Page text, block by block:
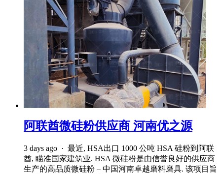
阿联酋微硅粉供应商 河南优之源
3 days ago · 最近, HSA出口 1000 公吨 HSA 硅粉到阿联
酋, 瞄准国家建筑业. HSA 微硅粉是由信誉良好的供应商
生产的高品质微硅粉 – 中国河南卓越磨料磨具. 该项目旨